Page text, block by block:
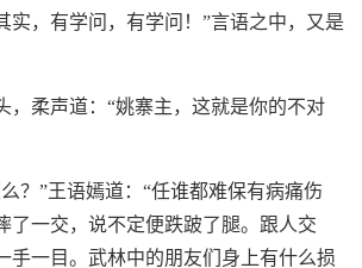
实，有学问，有学问！”言语之中，又是
，柔声道：“姚寨主，这就是你的不对
？”王语嫣道：“任谁都难保有病痛伤
了一交，说不定便跌跛了腿。跟人交
手一目。武林中的朋友们身上有什么损